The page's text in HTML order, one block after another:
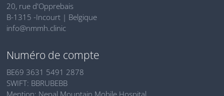
20, rue d'Opprebais
B-1315 -Incourt | Belgique
info@nmmh.clinic
Numéro de compte
BE69 3631 5491 2878
SWIFT: BBRUBEBB
Mention: Nepal Mountain Mobile Hospital